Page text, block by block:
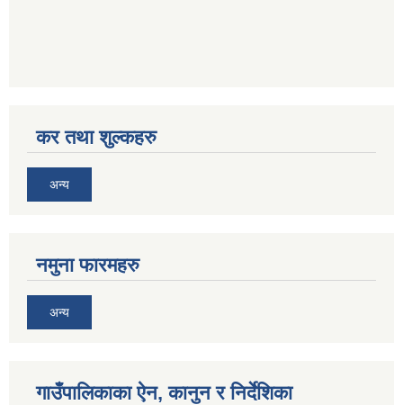
कर तथा शुल्कहरु
अन्य
नमुना फारमहरु
अन्य
गाउँपालिकाका ऐन, कानुन र निर्देशिका